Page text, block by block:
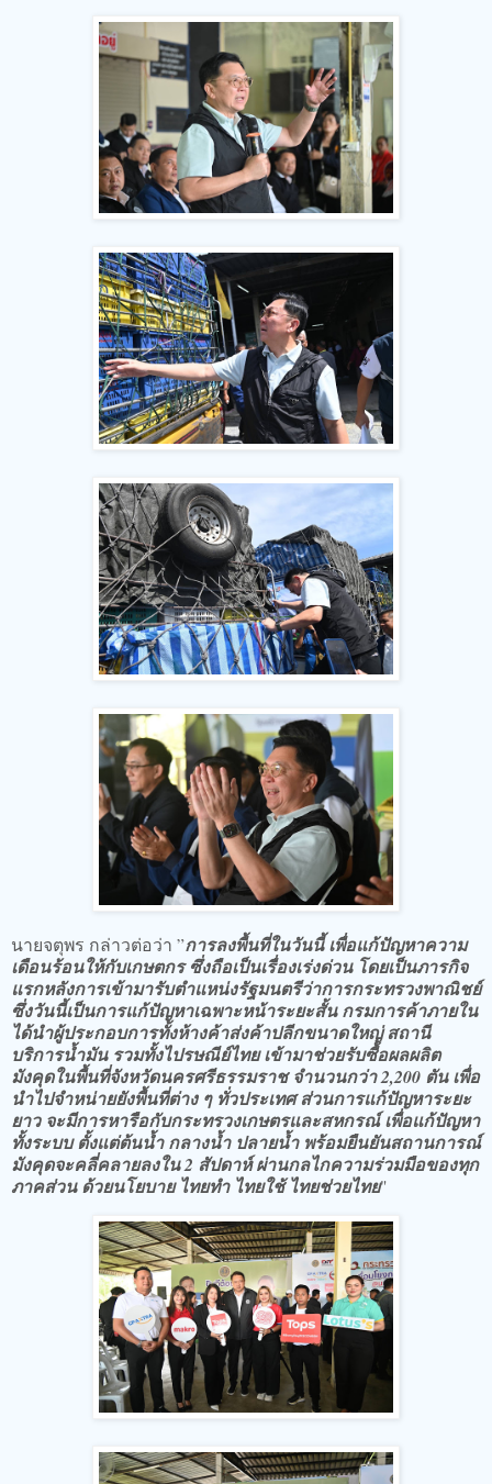
นายจตุพร กล่าวต่อว่า ”การลงพื้นที่ในวันนี้ เพื่อแก้ปัญหาความ
เดือนร้อนให้กับเกษตกร ซึ่งถือเป็นเรื่องเร่งด่วน โดยเป็นภารกิจ
แรกหลังการเข้ามารับตำแหน่งรัฐมนตรีว่าการกระทรวงพาณิชย์
ซึ่งวันนี้เป็นการแก้ปัญหาเฉพาะหน้าระยะสั้น กรมการค้าภายใน
ได้นำผู้ประกอบการทั้งห้างค้าส่งค้าปลีกขนาดใหญ่ สถานี
บริการน้ำมัน รวมทั้งไปรษณีย์ไทย เข้ามาช่วยรับซื้อผลผลิต
มังคุดในพื้นที่จังหวัดนครศรีธรรมราช จำนวนกว่า 2,200 ตัน เพื่อ
นำไปจำหน่ายยังพื้นที่ต่าง ๆ ทั่วประเทศ ส่วนการแก้ปัญหาระยะ
ยาว จะมีการหารือกับกระทรวงเกษตรและสหกรณ์ เพื่อแก้ปัญหา
ทั้งระบบ ตั้งแต่ต้นน้ำ กลางน้ำ ปลายน้ำ พร้อมยืนยันสถานการณ์
มังคุดจะคลี่คลายลงใน 2 สัปดาห์ ผ่านกลไกความร่วมมือของทุก
ภาคส่วน ด้วยนโยบาย ไทยทำ ไทยใช้ ไทยช่วยไทย"